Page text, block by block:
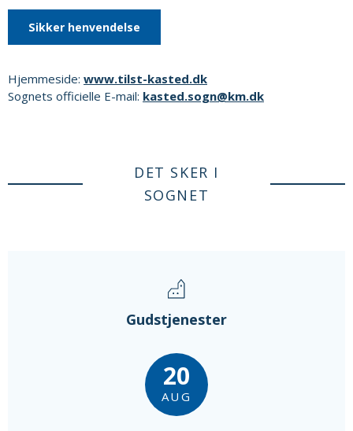
Sikker henvendelse
Hjemmeside: www.tilst-kasted.dk
Sognets officielle E-mail: kasted.sogn@km.dk
DET SKER I
SOGNET
Gudstjenester
20
AUG